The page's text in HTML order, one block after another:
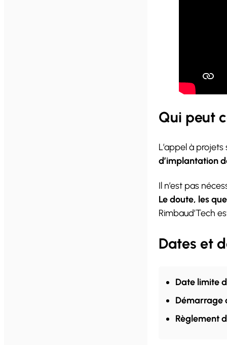
Qui peut
L’appel à projets
d’implantation
Il n’est pas
Le doute, les
Rimbaud’Tech
Dates et
Date limite
Démarrage
Règlement